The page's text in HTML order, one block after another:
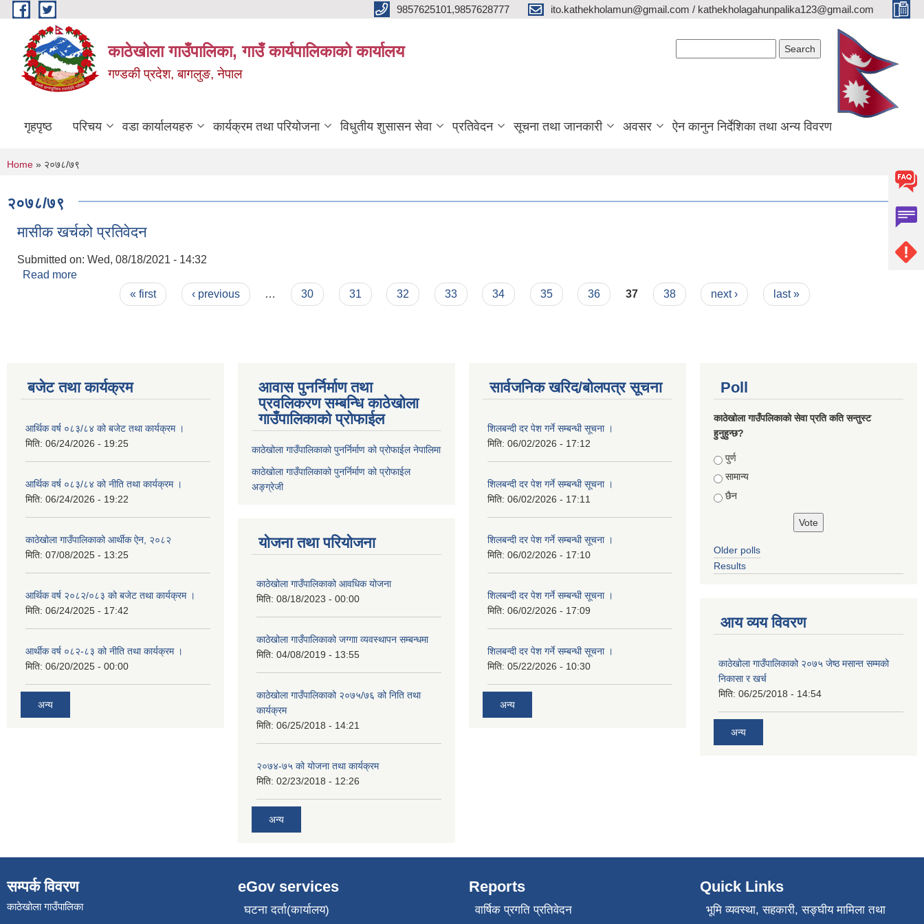
Skip to main content 9857625101,9857628777 ito.kathekholamun@gmail.com / kathekholagahunpalika123@gmail.com
काठेखोला गाउँपालिका, गाउँ कार्यपालिकाको कार्यालय
गण्डकी प्रदेश, बागलुङ, नेपाल
गृहपृष्ठ परिचय वडा कार्यालयहरु कार्यक्रम तथा परियोजना विधुतीय शुसासन सेवा प्रतिवेदन सूचना तथा जानकारी अवसर ऐन कानुन निर्देशिका तथा अन्य विवरण
You are here
Home » २०७८/७९
२०७८/७९
मासीक खर्चको प्रतिवेदन
Submitted on: Wed, 08/18/2021 - 14:32
Read more
« first ‹ previous … 30 31 32 33 34 35 36 37 38 next › last »
बजेट तथा कार्यक्रम
आर्थिक वर्ष ०८३/८४ को बजेट तथा कार्यक्रम ।
मिति: 06/24/2026 - 19:25
आर्थिक वर्ष ०८३/८४ को नीति तथा कार्यक्रम ।
मिति: 06/24/2026 - 19:22
काठेखोला गाउँपालिकाको आर्थीक ऐन, २०८२
मिति: 07/08/2025 - 13:25
आर्थिक वर्ष २०८२/०८३ को बजेट तथा कार्यक्रम ।
मिति: 06/24/2025 - 17:42
आर्थीक वर्ष ०८२-८३ को नीति तथा कार्यक्रम ।
मिति: 06/20/2025 - 00:00
अन्य
आवास पुनर्निर्माण तथा
प्रवलिकरण सम्बन्धि काठेखोला
गाउँपालिकाको प्रोफाईल
काठेखोला गाउँपालिकाको पुनर्निर्माण को प्रोफाईल नेपालिमा
काठेखोला गाउँपालिकाको पुनर्निर्माण को प्रोफाईल
अङ्ग्रेजी
योजना तथा परियोजना
काठेखोला गाउँपालिकाको आवधिक योजना
मिति: 08/18/2023 - 00:00
काठेखोला गाउँपालिकाको जग्गाा व्यवस्थापन सम्बन्धमा
मिति: 04/08/2019 - 13:55
काठेखोला गाउँपालिकाको २०७५/७६ को निति तथा
कार्यक्रम
मिति: 06/25/2018 - 14:21
२०७४-७५ को योजना तथा कार्यक्रम
मिति: 02/23/2018 - 12:26
अन्य
सार्वजनिक खरिद/बोलपत्र सूचना
शिलबन्दी दर पेश गर्ने सम्बन्धी सूचना ।
मिति: 06/02/2026 - 17:12
शिलबन्दी दर पेश गर्ने सम्बन्धी सूचना ।
मिति: 06/02/2026 - 17:11
शिलबन्दी दर पेश गर्ने सम्बन्धी सूचना ।
मिति: 06/02/2026 - 17:10
शिलबन्दी दर पेश गर्ने सम्बन्धी सूचना ।
मिति: 06/02/2026 - 17:09
शिलबन्दी दर पेश गर्ने सम्बन्धी सूचना ।
मिति: 05/22/2026 - 10:30
अन्य
Poll
काठेखोला गाउँपलिकाको सेवा प्रति कति सन्तुस्ट
हुनुहुन्छ?
Choices
पुर्ण
सामान्य
छैन
Older polls
Results
आय व्यय विवरण
काठेखोला गाउँपालिकाको २०७५ जेष्ठ मसान्त सम्मको
निकासा र खर्च
मिति: 06/25/2018 - 14:54
अन्य
सम्पर्क विवरण
काठेखोला गाउँपालिका
eGov services
घटना दर्ता(कार्यालय)
Reports
वार्षिक प्रगति प्रतिवेदन
Quick Links
भूमि व्यवस्था, सहकारी, सङ्‍घीय मामिला तथा